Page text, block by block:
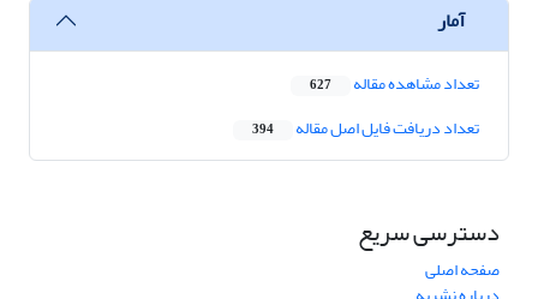
آمار
تعداد مشاهده مقاله 627
تعداد دریافت فایل اصل مقاله 394
دسترسی سریع
صفحه اصلی